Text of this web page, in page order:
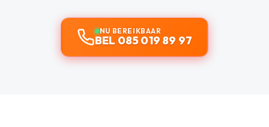
NU BEREIKBAAR
BEL 085 019 89 97